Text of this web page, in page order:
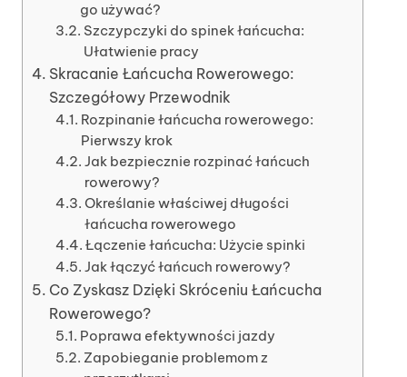
go używać?
Szczypczyki do spinek łańcucha:
Ułatwienie pracy
Skracanie Łańcucha Rowerowego:
Szczegółowy Przewodnik
Rozpinanie łańcucha rowerowego:
Pierwszy krok
Jak bezpiecznie rozpinać łańcuch
rowerowy?
Określanie właściwej długości
łańcucha rowerowego
Łączenie łańcucha: Użycie spinki
Jak łączyć łańcuch rowerowy?
Co Zyskasz Dzięki Skróceniu Łańcucha
Rowerowego?
Poprawa efektywności jazdy
Zapobieganie problemom z